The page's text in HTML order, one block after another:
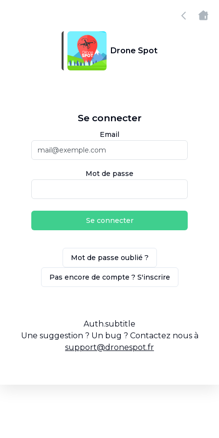
Drone Spot
Se connecter
Email
Mot de passe
Se connecter
Mot de passe oublié ?
Pas encore de compte ? S'inscrire
Auth.subtitle
Une suggestion ? Un bug ? Contactez nous à
support@dronespot.fr